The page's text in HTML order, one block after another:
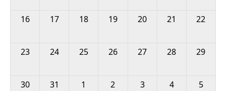
16 17 18 19 20 21 22
23 24 25 26 27 28 29
30 31 1 2 3 4 5